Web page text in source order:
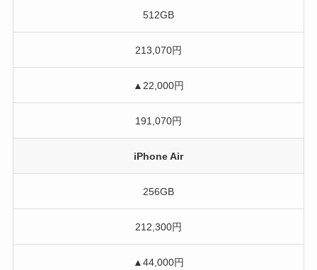
512GB
213,070円
▲22,000円
191,070円
iPhone Air
256GB
212,300円
▲44,000円